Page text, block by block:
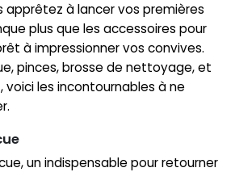
apprêtez à lancer vos premières
plus que les accessoires pour
à impressionner vos convives.
pinces, brosse de nettoyage, et
voici les incontournables à ne
un indispensable pour retourner